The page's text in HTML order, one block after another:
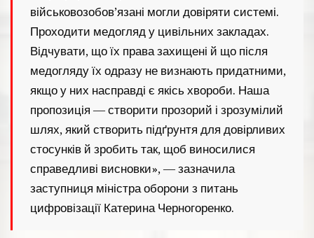
військовозобов’язані могли довіряти системі.
Проходити медогляд у цивільних закладах.
Відчувати, що їх права захищені й що після
медогляду їх одразу не визнають придатними,
якщо у них насправді є якісь хвороби. Наша
пропозиція — створити прозорий і зрозумілий
шлях, який створить підґрунтя для довірливих
стосунків й зробить так, щоб виносилися
справедливі висновки», — зазначила
заступниця міністра оборони з питань
цифровізації Катерина Черногоренко.